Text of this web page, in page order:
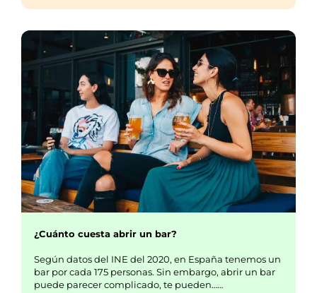
¿Cuánto cuesta abrir un bar?
Según datos del INE del 2020, en España tenemos un
bar por cada 175 personas. Sin embargo, abrir un bar
puede parecer complicado, te pueden……